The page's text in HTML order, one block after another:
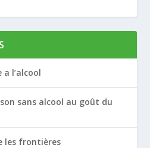
a l’alcool
sans alcool au goût du
les frontières